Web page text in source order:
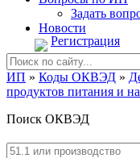
Задать
Новости
Регистрация
ИП » Коды ОКВЭД »
продуктов питания и
Поиск ОКВЭД